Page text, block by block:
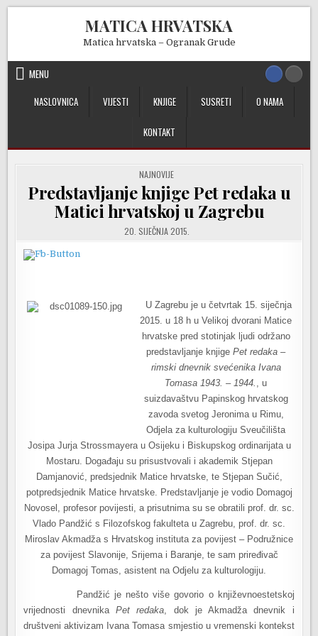
MATICA HRVATSKA
Matica hrvatska – Ogranak Grude
MENU
NASLOVNICA
VIJESTI KNJIGE SUSRETI O NAMA
KONTAKT
POSTED
IN
NAJNOVIJE
Predstavljanje knjige Pet redaka u
Matici hrvatskoj u Zagrebu
20. SIJEČNJA 2015.
U Zagrebu je u četvrtak 15. siječnja
2015. u 18 h u Velikoj dvorani Matice
hrvatske pred stotinjak ljudi održano
predstavljanje knjige Pet redaka –
rimski dnevnik svećenika Ivana
Tomasa 1943. – 1944. , u
suizdavaštvu Papinskog hrvatskog
zavoda svetog Jeronima u Rimu,
Odjela za kulturologiju Sveučilišta
Josipa Jurja Strossmayera u Osijeku i Biskupskog ordinarijata u
Mostaru. Događaju su prisustvovali i akademik Stjepan
Damjanović, predsjednik Matice hrvatske, te Stjepan Sučić,
potpredsjednik Matice hrvatske. Predstavljanje je vodio Domagoj
Novosel, profesor povijesti, a prisutnima su se obratili prof. dr. sc.
Vlado Pandžić s Filozofskog fakulteta u Zagrebu, prof. dr. sc.
Miroslav Akmadža s Hrvatskog instituta za povijest – Podružnice
za povijest Slavonije, Srijema i Baranje, te sam priređivač
Domagoj Tomas, asistent na Odjelu za kulturologiju.
Pandžić je nešto više govorio o književnoestetskoj
vrijednosti dnevnika Pet redaka, dok je Akmadža dnevnik i
društveni aktivizam Ivana Tomasa smjestio u vremenski kontekst